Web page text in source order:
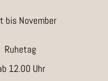
bis November
12.00 Uhr